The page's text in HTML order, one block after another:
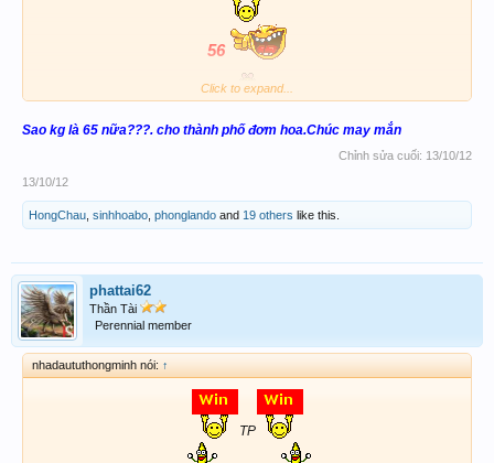
56
Click to expand...
Sao kg là 65 nữa???. cho thành phố đơm hoa.Chúc may mắn
Chỉnh sửa cuối: 13/10/12
13/10/12
HongChau sinhhoabo phonglando and 19 others like this.
phattai62
Thần Tài
Perennial member
nhadaututhongminh nói: ↑
TP